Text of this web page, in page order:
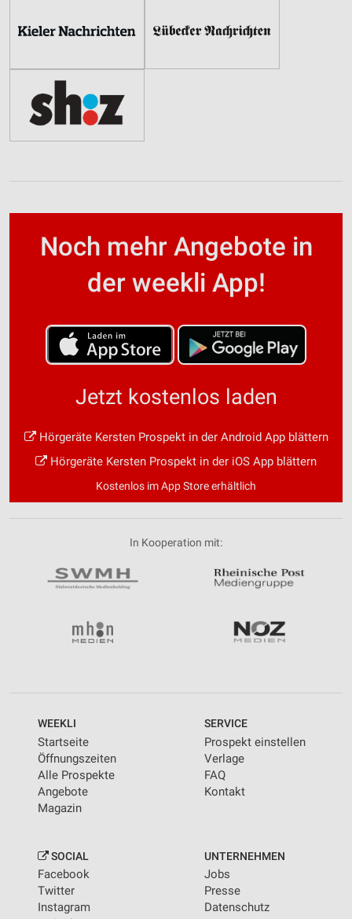
Noch mehr Angebote in
der weekli App!
Jetzt kostenlos laden
Hörgeräte Kersten Prospekt in der Android App blättern
Hörgeräte Kersten Prospekt in der iOS App blättern
Kostenlos im App Store erhältlich
In Kooperation mit:
WEEKLI
Startseite
Öffnungszeiten
Alle Prospekte
Angebote
Magazin
SERVICE
Prospekt einstellen
Verlage
FAQ
Kontakt
SOCIAL
Facebook
Twitter
Instagram
UNTERNEHMEN
Jobs
Presse
Datenschutz